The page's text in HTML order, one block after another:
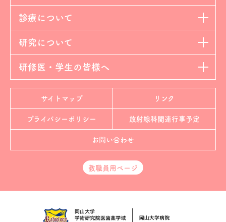
診療について
研究について
研修医・学生の皆様へ
サイトマップ リンク
プライバシーポリシー 放射線科関連行事予定
お問い合わせ
教職員用ページ